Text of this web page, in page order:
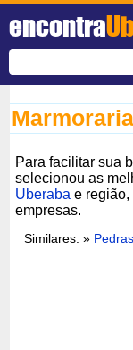
encontra
Para facilitar sua
selecionou as
Uberaba e região,
empresas.
Similares: »